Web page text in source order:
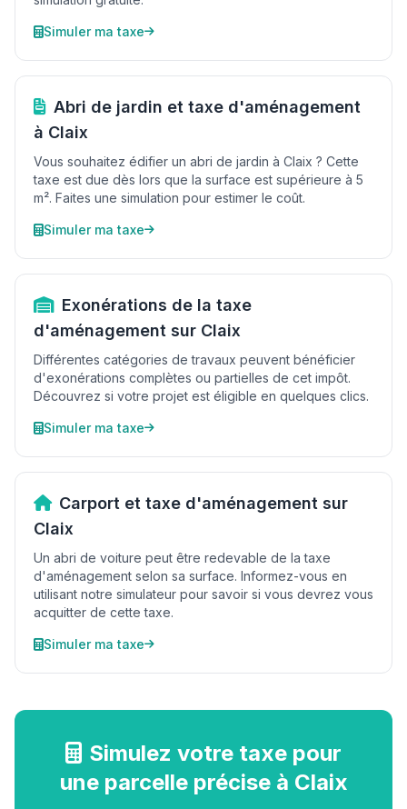
Simuler ma taxe
Abri de jardin et taxe d'aménagement
à Claix
Vous souhaitez édifier un abri de jardin à Claix ? Cette
taxe est due dès lors que la surface est supérieure à 5
m². Faites une simulation pour estimer le coût.
Simuler ma taxe
Exonérations de la taxe
d'aménagement sur Claix
Différentes catégories de travaux peuvent bénéficier
d'exonérations complètes ou partielles de cet impôt.
Découvrez si votre projet est éligible en quelques clics.
Simuler ma taxe
Carport et taxe d'aménagement sur
Claix
Un abri de voiture peut être redevable de la taxe
d'aménagement selon sa surface. Informez-vous en
utilisant notre simulateur pour savoir si vous devrez vous
acquitter de cette taxe.
Simuler ma taxe
Simulez votre taxe pour
une parcelle précise à Claix